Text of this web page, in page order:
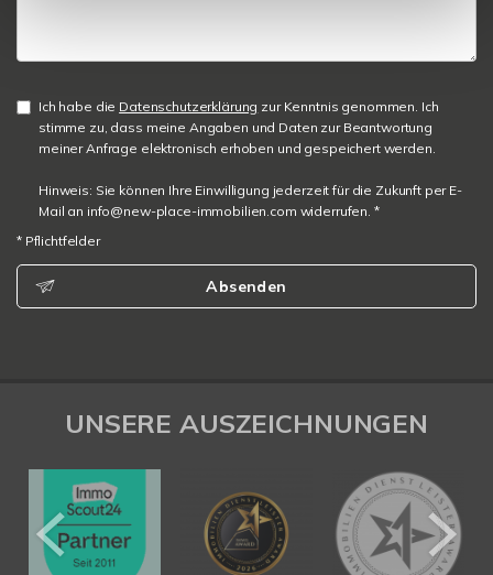
Ich habe die Datenschutzerklärung zur Kenntnis genommen. Ich
stimme zu, dass meine Angaben und Daten zur Beantwortung
meiner Anfrage elektronisch erhoben und gespeichert werden.
Hinweis: Sie können Ihre Einwilligung jederzeit für die Zukunft per E-
Mail an info@new-place-immobilien.com widerrufen. *
* Pflichtfelder
Absenden
UNSERE AUSZEICHNUNGEN